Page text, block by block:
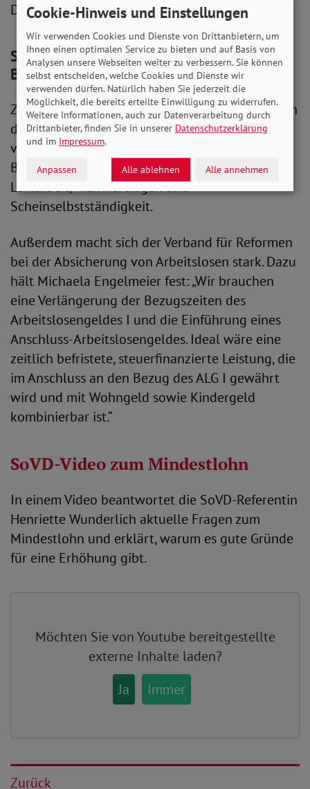
Das werden wir nicht akzeptieren.“
SoVD: Sozialversicherungspflichtige
Beschäftigung stärken
Zu den weiteren Forderungen des SoVD gehören
die Stärkung der Tarifbindung, die Umwandlung
von Minijobs in sozialversicherungspflichtige
Beschäftigung sowie die Eindämmung von
Leiharbeit, Werkverträgen und
Scheinselbstständigkeit.
Außerdem macht sich der Verband für Reformen
bei der Absicherung von Arbeitslosen stark. Dazu
hält Michaela Engelmeier fest: „Wir brauchen
eine Verlängerung der Bezugszeiten des
Arbeitslosengeldes I und die Einführung eines
Anschluss-Arbeitslosengeldes. Ideal wäre eine
zeitlich befristete, steuerfinanzierte Leistung, die
im Anschluss an den Bezug des ALG I gewährt
wird und mit Wohngeld sowie Kindergeld
kombinierbar ist.“
SoVD-Video zum Mindestlohn
In einem Video beantwortet die SoVD-Referentin
Henriette Wunderlich aktuelle Fragen zum
Mindestlohn und erklärt, warum es gute Gründe
für eine Erhöhung gibt.
Möchten Sie vonYoutube bereitgestellte
externe Inhalte laden?
Ja
Immer
Zurück
Cookie-Hinweis und Einstellungen
Wir verwenden Cookies und Dienste von Drittanbietern, um
Ihnen einen optimalen Service zu bieten und auf Basis von
Analysen unsere Webseiten weiter zu verbessern. Sie können
selbst entscheiden, welche Cookies und Dienste wir
verwenden dürfen. Natürlich haben Sie jederzeit die
Möglichkeit, die bereits erteilte Einwilligung zu widerrufen.
Weitere Informationen, auch zur Datenverarbeitung durch
Drittanbieter, finden Sie in unserer Datenschutzerklärung
und im Impressum.
Anpassen Alle ablehnen Alle annehmen